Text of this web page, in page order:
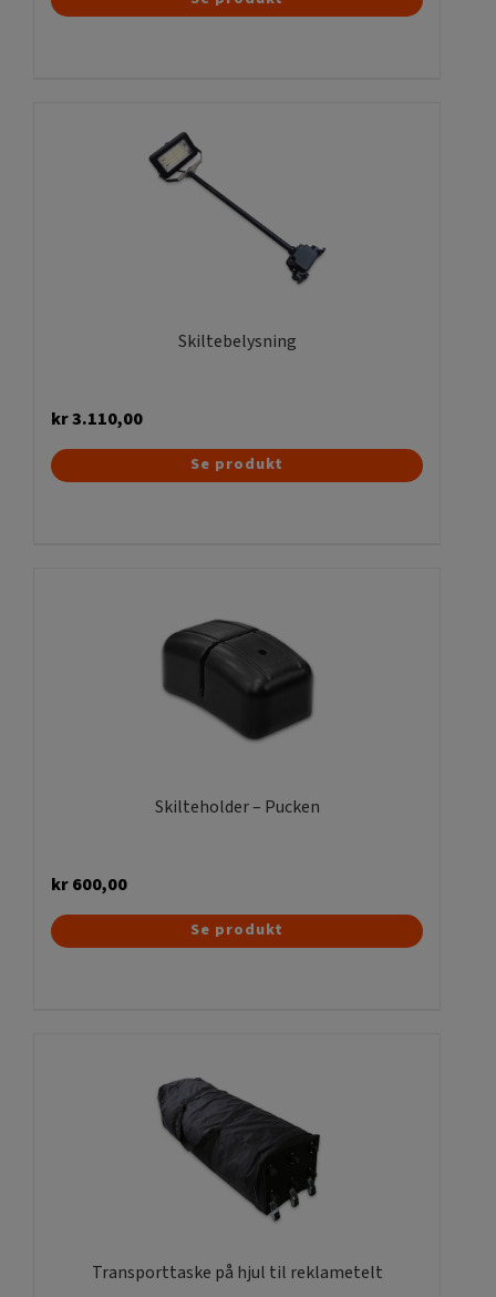
Skiltebelysning
kr3.110,00
Se produkt
Skilteholder – Pucken
kr600,00
Dette
kan
vælges
på
varesiden
Se produkt
Transporttaske på hjul til reklametelt